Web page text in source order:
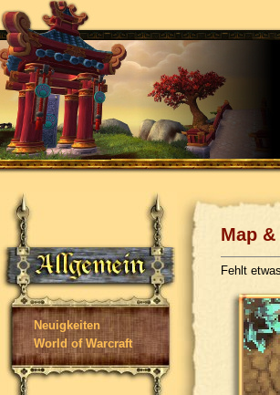
Neuigkeiten
World of Warcraft
Map
Fehlt